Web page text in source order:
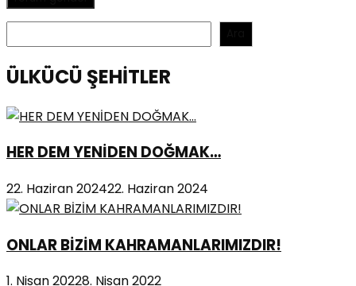
ÜLKÜCÜ ŞEHİTLER
HER DEM YENİDEN DOĞMAK…
22. Haziran 202422. Haziran 2024
ONLAR BİZİM KAHRAMANLARIMIZDIR!
1. Nisan 20228. Nisan 2022